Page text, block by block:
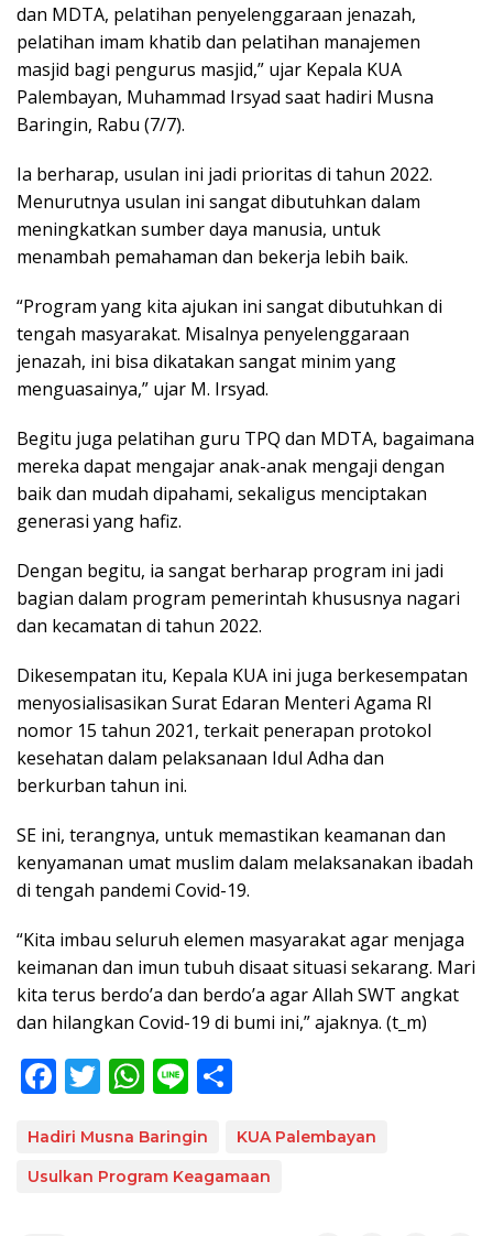
dan MDTA, pelatihan penyelenggaraan jenazah,
pelatihan imam khatib dan pelatihan manajemen
masjid bagi pengurus masjid,” ujar Kepala KUA
Palembayan, Muhammad Irsyad saat hadiri Musna
Baringin, Rabu (7/7).
Ia berharap, usulan ini jadi prioritas di tahun 2022.
Menurutnya usulan ini sangat dibutuhkan dalam
meningkatkan sumber daya manusia, untuk
menambah pemahaman dan bekerja lebih baik.
“Program yang kita ajukan ini sangat dibutuhkan di
tengah masyarakat. Misalnya penyelenggaraan
jenazah, ini bisa dikatakan sangat minim yang
menguasainya,” ujar M. Irsyad.
Begitu juga pelatihan guru TPQ dan MDTA, bagaimana
mereka dapat mengajar anak-anak mengaji dengan
baik dan mudah dipahami, sekaligus menciptakan
generasi yang hafiz.
Dengan begitu, ia sangat berharap program ini jadi
bagian dalam program pemerintah khususnya nagari
dan kecamatan di tahun 2022.
Dikesempatan itu, Kepala KUA ini juga berkesempatan
menyosialisasikan Surat Edaran Menteri Agama RI
nomor 15 tahun 2021, terkait penerapan protokol
kesehatan dalam pelaksanaan Idul Adha dan
berkurban tahun ini.
SE ini, terangnya, untuk memastikan keamanan dan
kenyamanan umat muslim dalam melaksanakan ibadah
di tengah pandemi Covid-19.
“Kita imbau seluruh elemen masyarakat agar menjaga
keimanan dan imun tubuh disaat situasi sekarang. Mari
kita terus berdo’a dan berdo’a agar Allah SWT angkat
dan hilangkan Covid-19 di bumi ini,” ajaknya. (t_m)
F
e
b
T
itt
er
W
at
s
Li
e ar
e
Hadiri Musna Baringin
KUA Palembayan
Usulkan Program Keagamaan